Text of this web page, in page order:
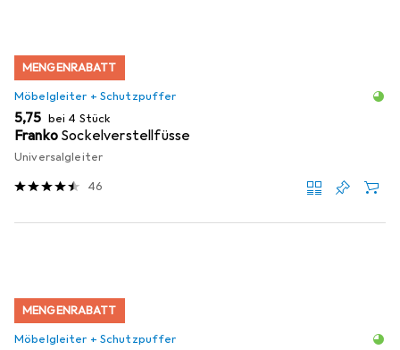
MENGENRABATT
Möbelgleiter + Schutzpuffer
EUR
5,75 bei 4 Stück
Franko Sockelverstellfüsse
Universalgleiter
46
MENGENRABATT
Möbelgleiter + Schutzpuffer